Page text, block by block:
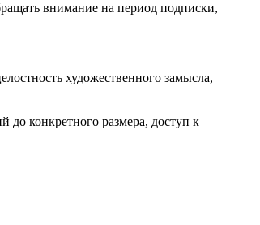
внимание на период подписки,
художественного замысла,
до конкретного размера, доступ к